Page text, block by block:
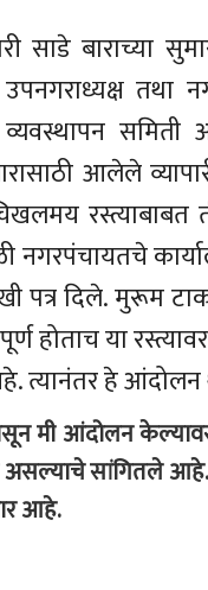
साडे बाराच्या
समिती
आलेले
रस्त्याबाबत
पत्र दिले. मुरूम
पूर्ण होताच या
त्यानंतर हे
मी आंदोलन
सांगितले
आहे.